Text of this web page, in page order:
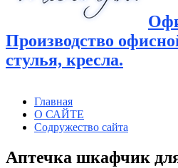
Производство
стулья, кресла.
Главная
О САЙТЕ
Содружество сайта
Аптечка шкафчик